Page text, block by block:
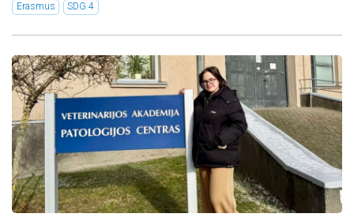
Erasmus
SDG 4